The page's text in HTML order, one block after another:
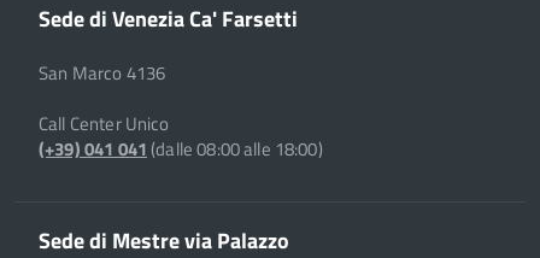
Sede di Venezia Ca' Farsetti
San Marco 4136
Call Center Unico
(+39) 041 041(dalle 08:00 alle 18:00)
Sede di Mestre via Palazzo